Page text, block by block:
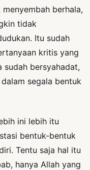
berhala,
tidak
Itu sudah
kritis yang
sudah bersyahadat,
segala bentuk
ini lebih itu
bentuk-bentuk
Tentu saja hal itu
hanya Allah yang